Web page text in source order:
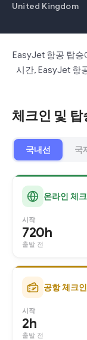
United Kingdom
EasyJet 항공 탑승
시간, EasyJet 항
체크인 및 탑
국내선 국
온라인 체
시작
720h
출발 전
공항 체크인
시작
2h
출발 전